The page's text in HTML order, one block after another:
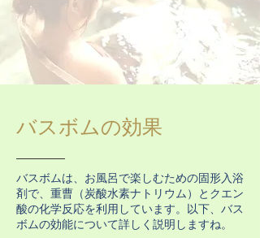
​バスボムの効果
バスボムは、お風呂で楽しむための固形入浴
剤で、重曹（炭酸水素ナトリウム）とクエン
酸の化学反応を利用しています。以下、バス
ボムの効能について詳しく説明しますね。